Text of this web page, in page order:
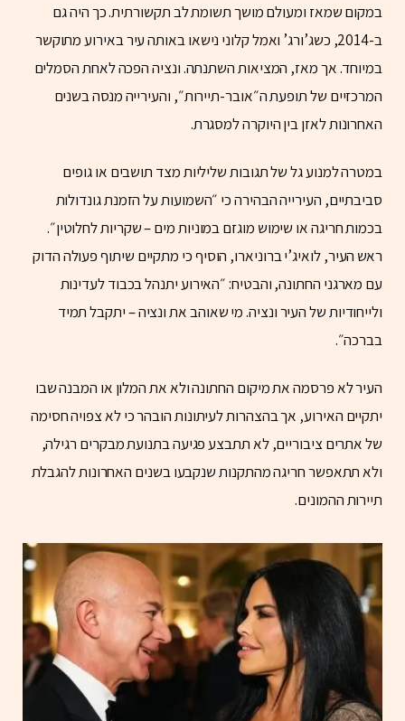
במקום שמאז ומעולם מושך תשומת לב תקשורתית. כך היה גם
ב-2014, כשג’ורג’ ואמל קלוני נישאו באותה עיר באירוע מתוקשר
במיוחד. אך מאז, המציאות השתנתה. ונציה הפכה לאחת הסמלים
המרכזיים של תופעת ה״אובר-תיירות״, והעירייה מנסה בשנים
האחרונות לאזן בין היוקרה למסגרת.
במטרה למנוע גל של תגובות שליליות מצד תושבים או גופים
סביבתיים, העירייה הבהירה כי ״השמועות על הזמנת גונדולות
בכמות חריגה או שימוש מוגזם במוניות מים – שקריות לחלוטין״.
ראש העיר, לואיג’י ברוניארו, הוסיף כי מתקיים שיתוף פעולה הדוק
עם מארגני החתונה, והבטיח: ״האירוע יתנהל בכבוד לעדינות
ולייחודיות של העיר ונציה. מי שאוהב את ונציה – יתקבל תמיד
בברכה״.
העיר לא פרסמה את מיקום החתונה ולא את המלון או המבנה שבו
יתקיים האירוע, אך בהצהרות לעיתונות הובהר כי לא צפויה חסימה
של אתרים ציבוריים, לא תתבצע פגיעה בתנועת מבקרים רגילה,
ולא תתאפשר חריגה מהתקנות שנקבעו בשנים האחרונות להגבלת
תיירות ההמונים.